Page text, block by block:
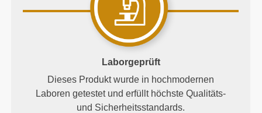
Laborgeprüft
Dieses Produkt wurde in hochmodernen
Laboren getestet und erfüllt höchste Qualitäts-
und Sicherheitsstandards.